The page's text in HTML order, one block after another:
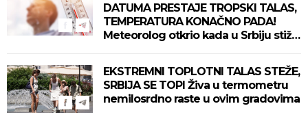
DATUMA PRESTAJE TROPSKI TALAS,
TEMPERATURA KONAČNO PADA!
Meteorolog otkrio kada u Srbiju stiže
EKSTREMNI TOPLOTNI TALAS STEŽE,
SRBIJA SE TOPI Živa u termometru
nemilosrdno raste u ovim gradovima